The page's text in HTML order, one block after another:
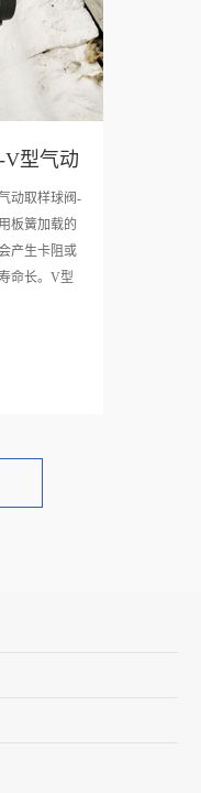
6
V型气动
动取样球阀-
板簧加载的
产生卡阻或
命长。V型